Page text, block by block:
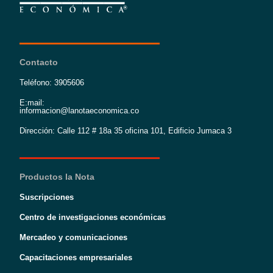
Contacto
Teléfono: 3905606
E:mail:
informacion@lanotaeconomica.co
Dirección: Calle 112 # 18a 35 oficina 101, Edificio Jumaca 3
Productos la Nota
Suscripciones
Centro de investigaciones económicas
Mercadeo y comunicaciones
Capacitaciones empresariales